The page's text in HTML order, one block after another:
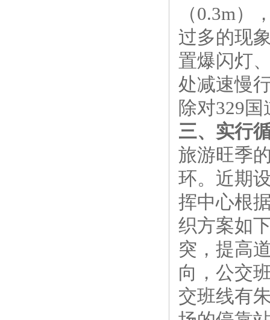
（0.3m
过多的现
置爆闪灯
处减速慢
除对329
三、实行
旅游旺季
环。近期
挥中心根
织方案如
突，提高
向，公交
交班线有